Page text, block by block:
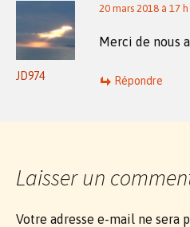
JD974
20 mars 2018 à 17
Merci de nous
Répondre
Laisser un
Votre adresse e-mail ne sera